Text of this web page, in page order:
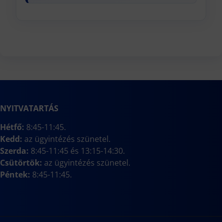
NYITVATARTÁS
Hétfő: 8:45-11:45.
Kedd: az ügyintézés szünetel.
Szerda: 8:45-11:45 és 13:15-14:30.
Csütörtök: az ügyintézés szünetel.
Péntek: 8:45-11:45.